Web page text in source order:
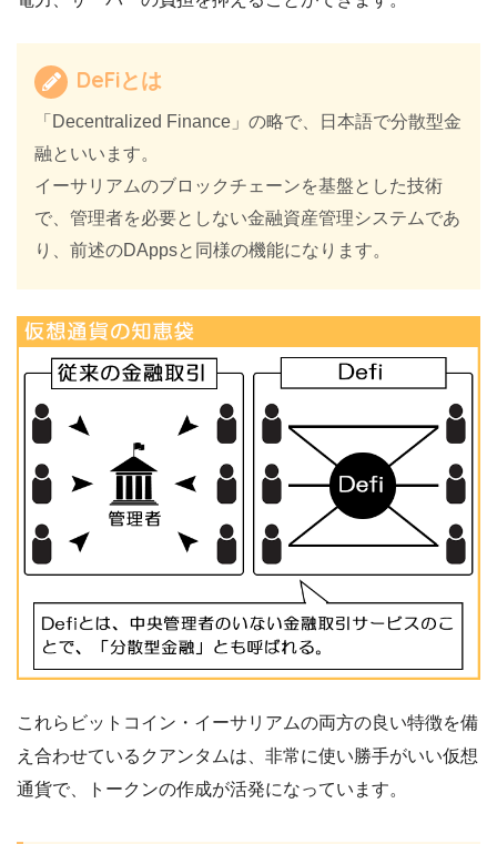
DeFiとは
「Decentralized Finance」の略で、日本語で分散型金
融といいます。
イーサリアムのブロックチェーンを基盤とした技術
で、管理者を必要としない金融資産管理システムであ
り、前述のDAppsと同様の機能になります。
これらビットコイン・イーサリアムの両方の良い特徴を備
え合わせているクアンタムは、非常に使い勝手がいい仮想
通貨で、トークンの作成が活発になっています。